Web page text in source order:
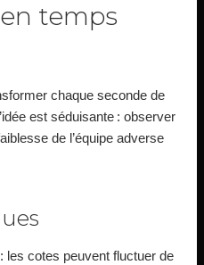
temps
chaque seconde de
est séduisante : observer
de l’équipe adverse
les cotes peuvent fluctuer de